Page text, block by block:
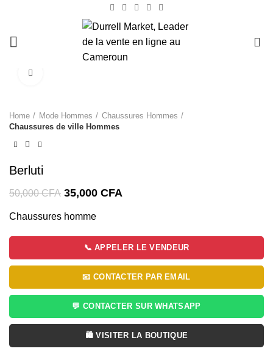
Home Mode Hommes
Chaussures Hommes
Chaussures de ville Hommes
Berluti
50,000CFA 35,000 CFA
Chaussures homme
📞 APPELER LE VENDEUR
📧 CONTACTER PAR EMAIL
💬 CONTACTER SUR WHATSAPP
🛍️ VISITER LA BOUTIQUE